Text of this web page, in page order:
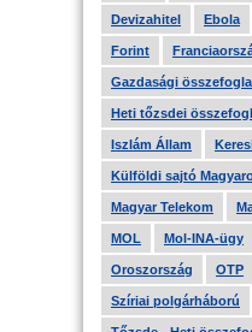
Devizahitel Ebola
Forint
Gazdasági
Heti tőzsdei
Iszlám Állam
Külföldi sajtó
Magyar Telekom
MOL Mol-INA-ügy
Oroszország OTP
Szíriai polgárháború